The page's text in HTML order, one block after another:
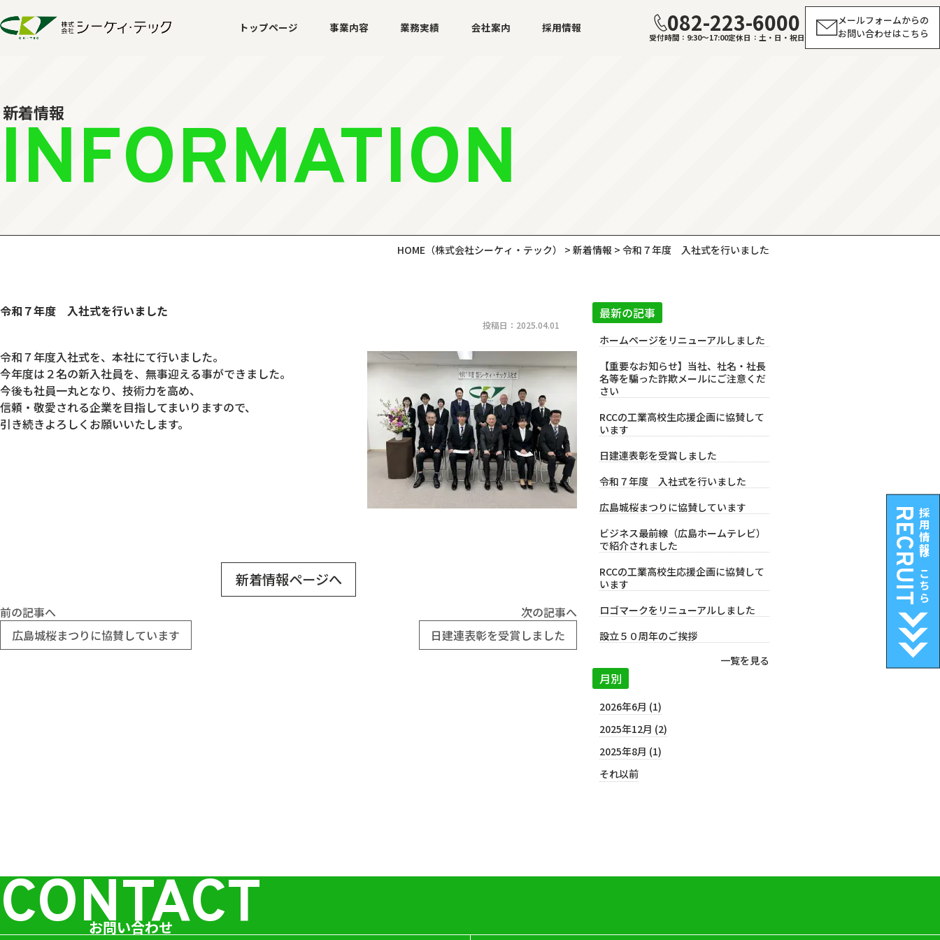
トップページ 事業内容 業務実績 会社案内 採用情報 082-223-6000
受付時間 9:30～17:00定休日 土・日・祝日
メールフォームからの
お問い合わせはこちら
新着情報
INFORMATION
HOME （株式会社シーケィ・テック） > 新着情報 > 令和７年度 入社式を行いました
令和７年度 入社式を行いました
投稿日：2025.04.01
令和７年度入社式を、本社にて行いました。
今年度は２名の新入社員を、無事迎える事ができました。
今後も社員一丸となり、技術力を高め、
信頼・敬愛される企業を目指してまいりますので、
引き続きよろしくお願いいたします。
新着情報ページへ
前の記事へ
広島城桜まつりに協賛しています
次の記事へ
日建連表彰を受賞しました
最新の記事
ホームページをリニューアルしました
【重要なお知らせ】当社、社名・社長
名等を騙った詐欺メールにご注意くだ
さい
RCCの工業高校生応援企画に協賛して
います
日建連表彰を受賞しました
令和７年度 入社式を行いました
広島城桜まつりに協賛しています
ビジネス最前線（広島ホームテレビ）
で紹介されました
RCCの工業高校生応援企画に協賛して
います
ロゴマークをリニューアルしました
設立５０周年のご挨拶
一覧を見る
月別
2026年6月 (1)
2025年12月 (2)
2025年8月 (1)
それ以前
CONTACT
お問い合わせ
採用情報はこちら
RECRUIT